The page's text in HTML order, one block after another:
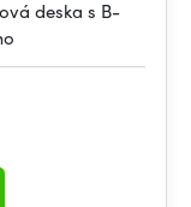
deska s B-